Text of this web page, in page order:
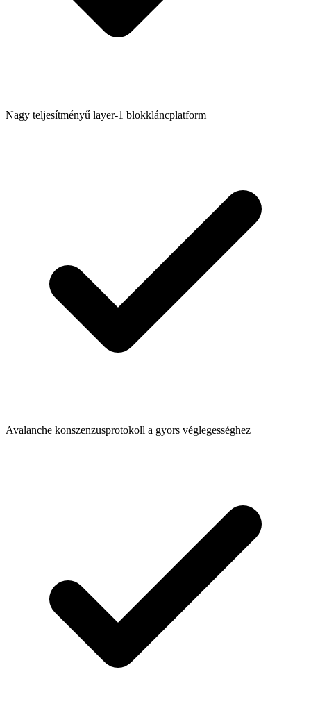
Nagy teljesítményű layer-1 blokkláncplatform
Avalanche konszenzusprotokoll a gyors véglegességhez